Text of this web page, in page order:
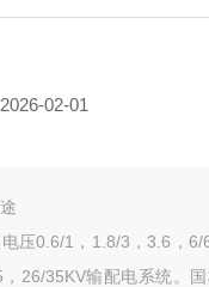
2026-02-01
压0.6/1，1.8/3，3.6，6/
26/35KV输配电系统。